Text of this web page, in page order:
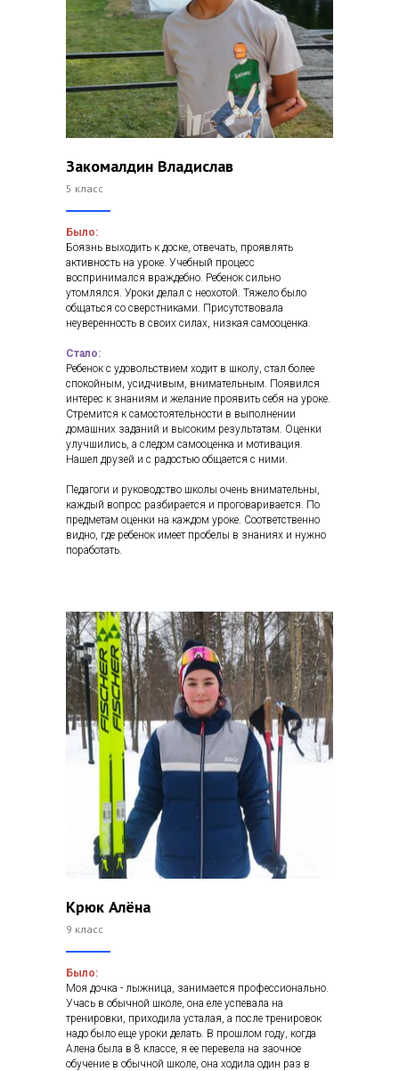
Закомалдин Владислав
5 класс
Было:
Боязнь выходить к доске, отвечать, проявлять
активность на уроке. Учебный процесс
воспринимался враждебно. Ребенок сильно
утомлялся. Уроки делал с неохотой. Тяжело было
общаться со сверстниками. Присутствовала
неуверенность в своих силах, низкая самооценка.
Стало:
Ребенок с удовольствием ходит в школу, стал более
спокойным, усидчивым, внимательным. Появился
интерес к знаниям и желание проявить себя на уроке.
Стремится к самостоятельности в выполнении
домашних заданий и высоким результатам. Оценки
улучшились, а следом самооценка и мотивация.
Нашел друзей и с радостью общается с ними.
Педагоги и руководство школы очень внимательны,
каждый вопрос разбирается и проговаривается. По
предметам оценки на каждом уроке. Соответственно
видно, где ребенок имеет пробелы в знаниях и нужно
поработать.
Крюк Алёна
9 класс
Было:
Моя дочка - лыжница, занимается профессионально.
Учась в обычной школе, она еле успевала на
тренировки, приходила усталая, а после тренировок
надо было еще уроки делать. В прошлом году, когда
Алена была в 8 классе, я ее перевела на заочное
обучение в обычной школе, она ходила один раз в